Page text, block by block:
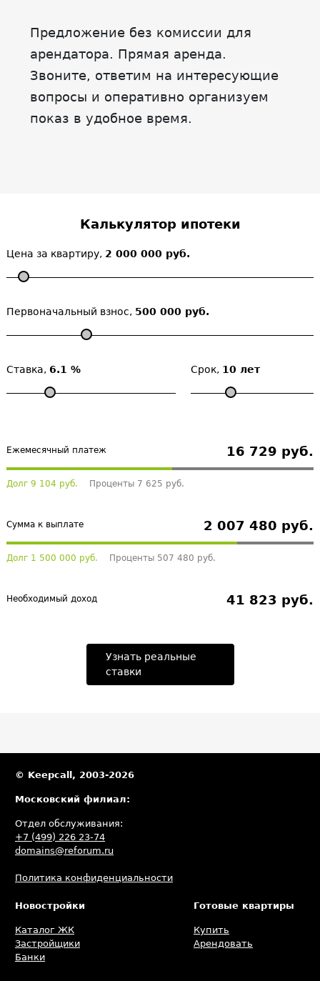
Предложение без комиссии для
арендатора. Прямая аренда.
Звоните, ответим на интересующие
вопросы и оперативно организуем
показ в удобное время.
Калькулятор ипотеки
Цена за квартиру, 2 000 000 руб.
Первоначальный взнос, 500 000 руб.
Ставка, 6.1 % Срок, 10 лет
Ежемесячный платеж 16 729 руб.
Долг 9 104 руб. Проценты 7 625 руб.
Сумма к выплате 2 007 480 руб.
Долг 1 500 000 руб. Проценты 507 480 руб.
Необходимый доход 41 823 руб.
Узнать реальные
ставки
© Keepcall, 2003-2026
Московский филиал:
Отдел обслуживания:
+7 (499) 226 23-74
domains@reforum.ru
Политика конфиденциальности
Новостройки
Каталог ЖК
Застройщики
Банки
Готовые квартиры
Купить
Арендовать